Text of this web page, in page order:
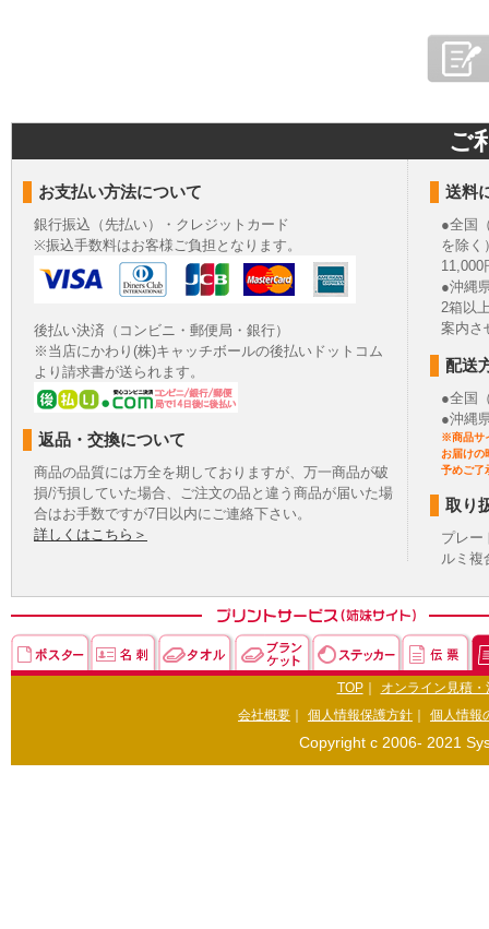
ご
お支払い方法について
銀行振込（先払い）・クレジットカード
※振込手数料はお客様ご負担となります。
後払い決済（コンビニ・郵便局・銀行）
※当店にかわり(株)キャッチボールの後払いドットコム
より請求書が送られます。
返品・交換について
商品の品質には万全を期しておりますが、万一商品が破
損/汚損していた場合、ご注文の品と違う商品が届いた場
合はお手数ですが7日以内にご連絡下さい。
詳しくはこちら＞
送料
●全国
を除く
11,000
●沖縄
2箱以
案内さ
配送
●全国
●沖縄
※商品サ
お届けの
予めご了
取り
プレー
ルミ複
TOP｜
オンライン見積・
会社概要
個人情報保護方針 個人情報
Copyright c 2006- 2021